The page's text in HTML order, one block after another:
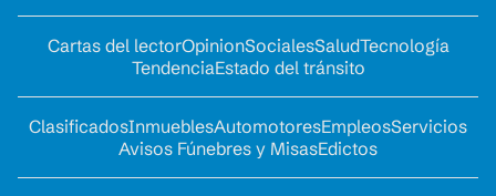
Cartas del lectorOpinionSocialesSaludTecnología
TendenciaEstado del tránsito
ClasificadosInmueblesAutomotoresEmpleosServicios
Avisos Fúnebres y MisasEdictos